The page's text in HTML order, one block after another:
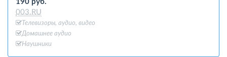
190 руб.
003.RU
Телевизоры, аудио, видео
Домашнее аудио
Наушники